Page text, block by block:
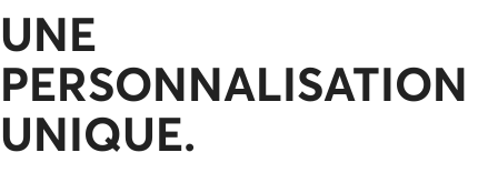
UNE
PERSONNALISATION
UNIQUE.